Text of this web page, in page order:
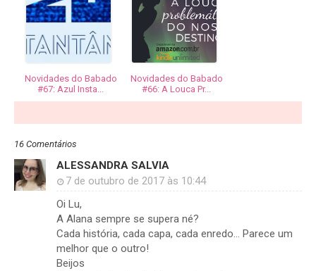
Novidades do Babado
#67: Azul Insta...
Novidades do Babado
#66: A Louca Pr...
16 Comentários
ALESSANDRA SALVIA
7 de outubro de 2017 às 10:44
Oi Lu,
A Alana sempre se supera né?
Cada história, cada capa, cada enredo... Parece um
melhor que o outro!
Beijos